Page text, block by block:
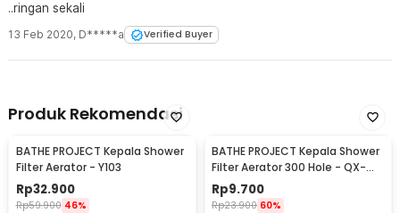
..ringan sekali
13 Feb 2020, D*****a Verified Buyer
Produk Rekomendasi
BATHE PROJECT Kepala Shower
Filter Aerator - Y103
Rp32.900
Rp59.900 46%
BATHE PROJECT Kepala Shower
Filter Aerator 300 Hole - QX-
FL998
Rp9.700
Rp23.900 60%